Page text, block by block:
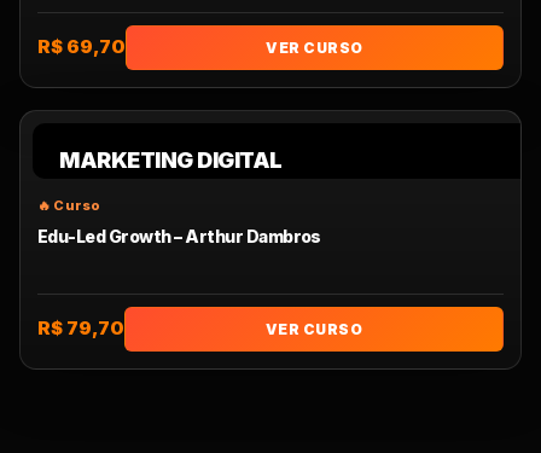
R$ 69,70 VER CURSO
MARKETING DIGITAL
Edu-Led Growth – Arthur Dambros
R$ 79,70 VER CURSO